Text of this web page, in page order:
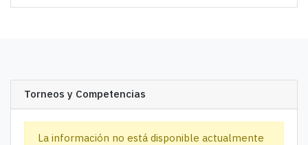
Torneos y Competencias
La información no está disponible actualmente